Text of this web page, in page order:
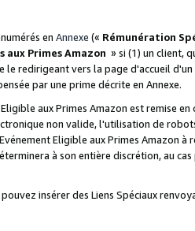
en Annexe (« Rémunération
aux Primes Amazon » si (1) un client,
redirigeant vers la page d'accueil
par une prime décrite en Annexe.
aux Primes Amazon est remise
non valide, l'utilisation de
Eligible aux Primes Amazon
à son entière discrétion, au
pouvez insérer des Liens Spéciaux